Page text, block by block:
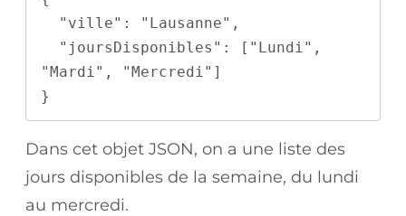
"Mardi", "Mercredi"]
}
Dans cet objet JSON, on a une liste des
jours disponibles de la semaine, du lundi
au mercredi.